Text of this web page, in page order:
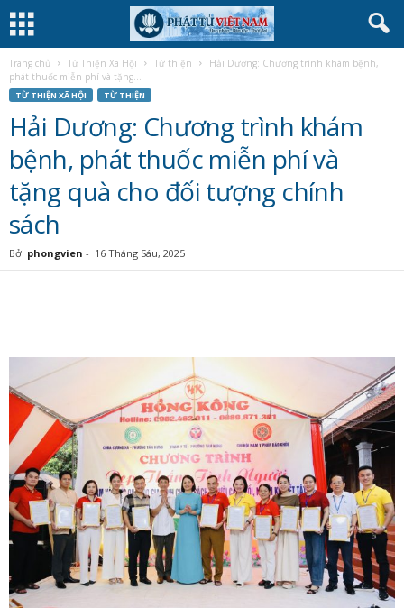
Trang chủ Từ Thiện Xã Hội Từ thiện
Hải Dương: Chương trình khám bệnh,
phát thuốc miễn phí và tặng...
TỪ THIỆN XÃ HỘI TỪ THIỆN
Hải Dương: Chương trình khám
bệnh, phát thuốc miễn phí và
tặng quà cho đối tượng chính
sách
Bởi phongvien - 16 Tháng Sáu, 2025